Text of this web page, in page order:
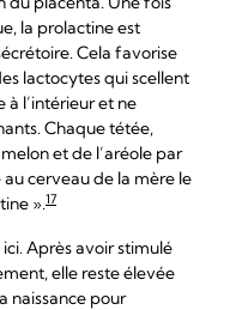
la prolactine est
Cela favorise
lactocytes qui scellent
à l’intérieur et ne
Chaque tétée,
et de l’aréole par
au cerveau de la mère le
».17
Après avoir stimulé
elle reste élevée
naissance pour